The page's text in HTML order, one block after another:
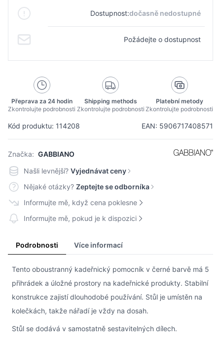
Kód produktu: 114208 EAN: 5906717408571
Značka: GABBIANO
Dostupnost:dočasně nedostupné
Požádejte o dostupnost
Přeprava za 24 hodin
Zkontrolujte podrobnosti
Shipping methods
Zkontrolujte podrobnosti
Platební metody
Zkontrolujte podrobnosti
Našli levnější? Vyjednávat ceny
Nějaké otázky? Zeptejte se odborníka
Informujte mě, když cena poklesne
Informujte mě, pokud je k dispozici
Podrobnosti Více informací
Tento oboustranný kadeřnický pomocník v černé barvě má 5
přihrádek a úložné prostory na kadeřnické produkty. Stabilní
konstrukce zajistí dlouhodobé používání. Stůl je umístěn na
kolečkách, takže nářadí je vždy na dosah.
Stůl se dodává v samostatně sestavitelných dílech.